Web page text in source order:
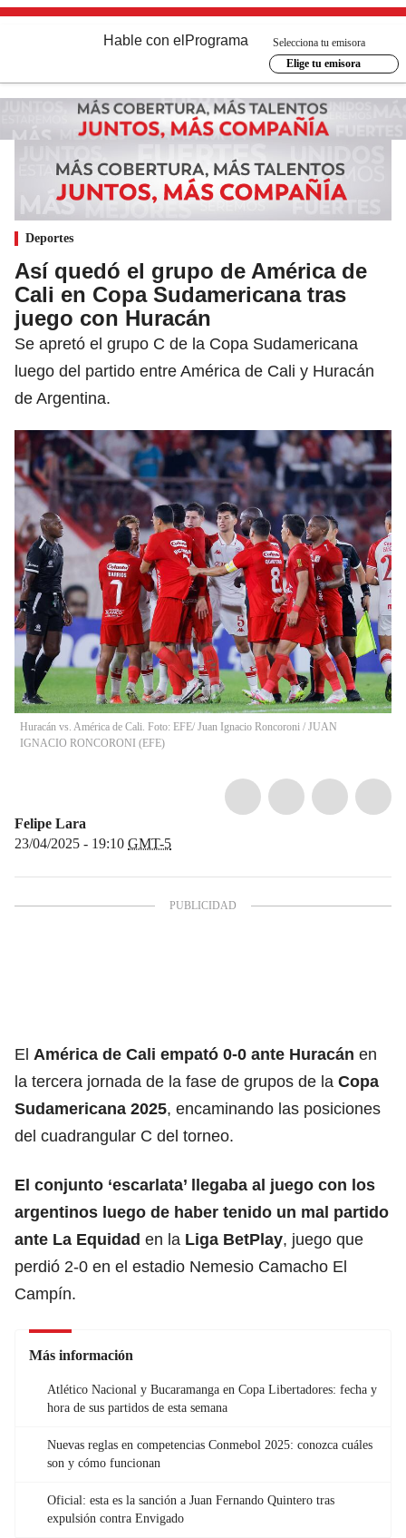
Hable con el Programa
Selecciona tu emisora
Elige tu emisora
Deportes
Así quedó el grupo de América de
Cali en Copa Sudamericana tras
juego con Huracán
Se apretó el grupo C de la Copa Sudamericana
luego del partido entre América de Cali y Huracán
de Argentina.
Huracán vs. América de Cali. Foto: EFE/ Juan Ignacio Roncoroni / JUAN
IGNACIO RONCORONI (EFE)
Felipe Lara
23/04/2025 - 19:10 GMT-5
El América de Cali empató 0-0 ante Huracán en
la tercera jornada de la fase de grupos de la Copa
Sudamericana 2025, encaminando las posiciones
del cuadrangular C del torneo.
El conjunto ‘escarlata’ llegaba al juego con los
argentinos luego de haber tenido un mal partido
ante La Equidad en la Liga BetPlay, juego que
perdió 2-0 en el estadio Nemesio Camacho El
Campín.
Más información
Atlético Nacional y Bucaramanga en Copa Libertadores: fecha y
hora de sus partidos de esta semana
Nuevas reglas en competencias Conmebol 2025: conozca cuáles
son y cómo funcionan
Oficial: esta es la sanción a Juan Fernando Quintero tras
expulsión contra Envigado